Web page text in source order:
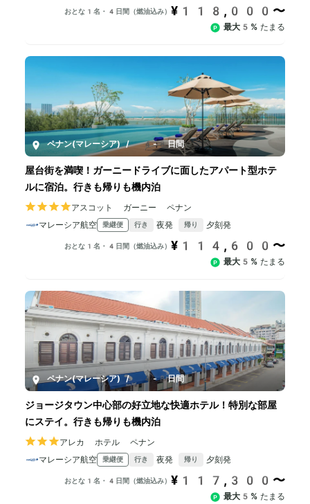
おとな1名・4日間（燃油込み） ¥118,000〜
最大5% たまる
ペナン(マレーシア) / 4-8日間
屋台街を満喫！ガーニードライブに面したアパート型ホテ
ルに宿泊。行きも帰りも機内泊
アスコット ガーニー ペナン
マレーシア航空
乗継便 行き 夜発 帰り 夕刻発
おとな1名・4日間（燃油込み） ¥114,600〜
最大5% たまる
ペナン(マレーシア) / 4-8日間
ジョージタウン中心部の好立地な快適ホテル！特別な部屋
にステイ。行きも帰りも機内泊
アレカ ホテル ペナン
マレーシア航空
乗継便 行き 夜発 帰り 夕刻発
おとな1名・4日間（燃油込み） ¥117,300〜
最大5% たまる